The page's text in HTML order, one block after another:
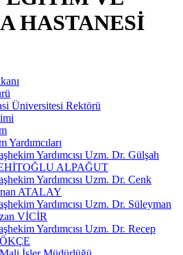
HASTANESİ
Üniversitesi Rektörü
Yardımcıları
Yardımcısı Uzm. Dr. Gülşah
ALPAĞUT
Yardımcısı Uzm. Dr. Cenk
ATALAY
Yardımcısı Uzm. Dr. Süleyman
VİCİR
Yardımcısı Uzm. Dr. Recep